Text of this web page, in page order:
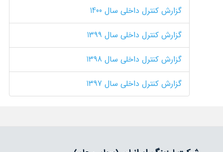
گزارش کنترل داخلی سال 1400
گزارش کنترل داخلی سال 1399
گزارش کنترل داخلی سال 1398
گزارش کنترل داخلی سال 1397